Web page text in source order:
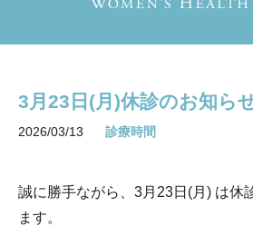
3月23日(月)休診のお知ら
2026/03/13 診療時間
誠に勝手ながら、3月23日(月) は休
ます。